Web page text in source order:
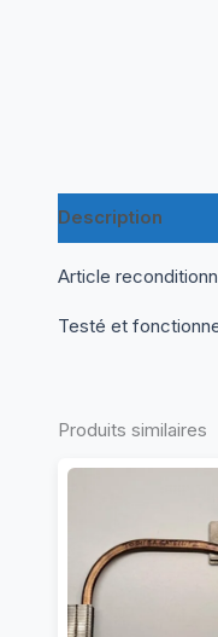
Description
Article
Testé et
Produits similaires